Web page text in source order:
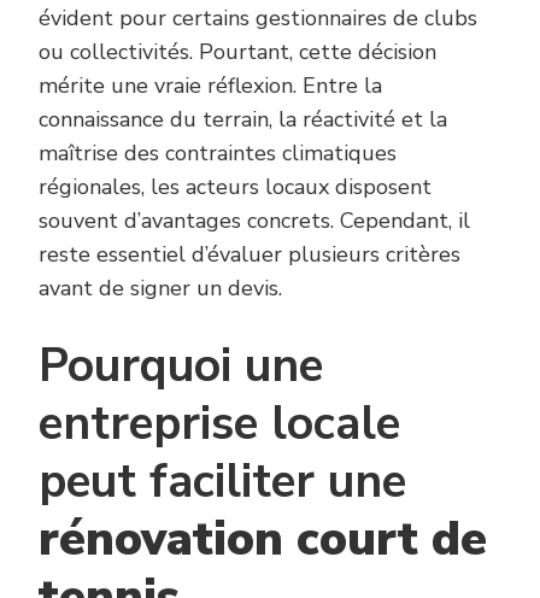
évident pour certains gestionnaires de clubs
ou collectivités. Pourtant, cette décision
mérite une vraie réflexion. Entre la
connaissance du terrain, la réactivité et la
maîtrise des contraintes climatiques
régionales, les acteurs locaux disposent
souvent d’avantages concrets. Cependant, il
reste essentiel d’évaluer plusieurs critères
avant de signer un devis.
Pourquoi une
entreprise locale
peut faciliter une
rénovation court de